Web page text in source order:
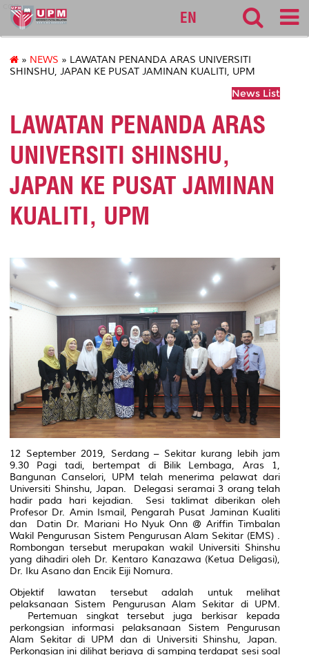
cqa
EN
» NEWS » LAWATAN PENANDA ARAS UNIVERSITI
SHINSHU, JAPAN KE PUSAT JAMINAN KUALITI, UPM
News List
LAWATAN PENANDA ARAS
UNIVERSITI SHINSHU,
JAPAN KE PUSAT JAMINAN
KUALITI, UPM
12 September 2019, Serdang – Sekitar kurang lebih jam
9.30 Pagi tadi, bertempat di Bilik Lembaga, Aras 1,
Bangunan Canselori, UPM telah menerima pelawat dari
Universiti Shinshu, Japan. Delegasi seramai 3 orang telah
hadir pada hari kejadian. Sesi taklimat diberikan oleh
Profesor Dr. Amin Ismail, Pengarah Pusat Jaminan Kualiti
dan Datin Dr. Mariani Ho Nyuk Onn @ Ariffin Timbalan
Wakil Pengurusan Sistem Pengurusan Alam Sekitar (EMS) .
Rombongan tersebut merupakan wakil Universiti Shinshu
yang dihadiri oleh Dr. Kentaro Kanazawa (Ketua Deligasi),
Dr. Iku Asano dan Encik Eiji Nomura.
Objektif lawatan tersebut adalah untuk melihat
pelaksanaan Sistem Pengurusan Alam Sekitar di UPM.
Pertemuan singkat tersebut juga berkisar kepada
perkongsian informasi pelaksanaan Sistem Pengurusan
Alam Sekitar di UPM dan di Universiti Shinshu, Japan.
Perkongsian ini dilihat berjaya di samping terdapat sesi soal